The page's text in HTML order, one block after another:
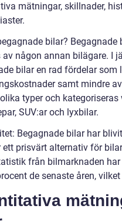
mätningar, skillnader,
bilar?
någon annan bilägare. I
bilar en rad fördelar
samt mindre
typer och
SUV:ar och lyxbilar.
Begagnade bilar har
ett prisvärt alternativ för
från bilmarknaden
de senaste åren,